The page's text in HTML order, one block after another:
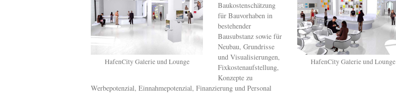
HafenCity Galerie und Lounge HafenCity Galerie und Lounge
Baukostenschätzung
für Bauvorhaben in
bestehender
Bausubstanz sowie für
Neubau, Grundrisse
und Visualisierungen,
Fixkostenaufstellung,
Konzepte zu
Werbepotenzial, Einnahmepotenzial, Finanzierung und Personal